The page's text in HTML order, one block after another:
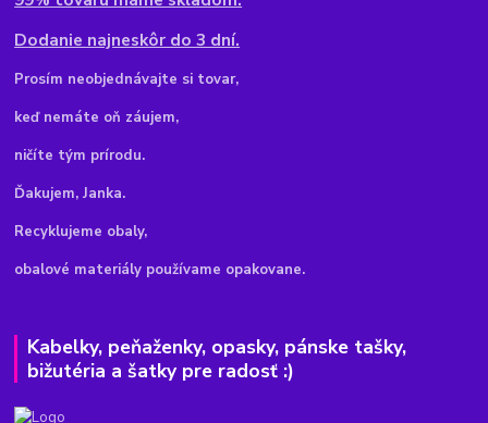
Dodanie najneskôr do 3 dní.
Prosím neobjednávajte si tovar,
keď nemáte oň záujem,
ničíte tým prírodu.
Ďakujem, Janka.
Recyklujeme obaly,
obalové materiály používame opakovane.
Kabelky, peňaženky, opasky, pánske tašky,
bižutéria a šatky pre radosť :)